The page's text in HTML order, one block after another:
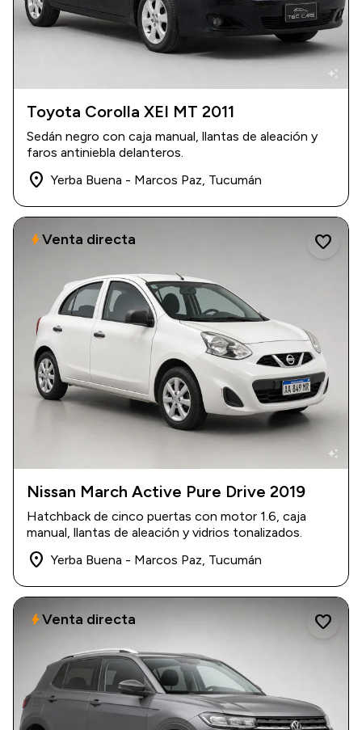
auto_awesome
2011
$ 14.800.000
Toyota Corolla XEI MT 2011
Sedán negro con caja manual, llantas de aleación y
faros antiniebla delanteros.
place Yerba Buena - Marcos Paz, Tucumán
auto_awesome
2019 97.000 km
$ 16.000.000
Nissan March Active Pure Drive 2019
Hatchback de cinco puertas con motor 1.6, caja
manual, llantas de aleación y vidrios tonalizados.
place Yerba Buena - Marcos Paz, Tucumán
favorite
boltVenta directa
favorite
boltVenta directa